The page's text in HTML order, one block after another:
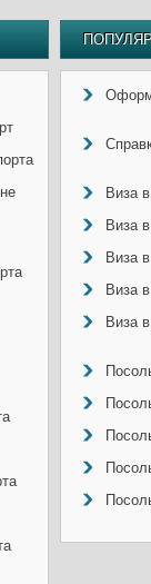
Виза
Виза
Виза
Виза
Виза